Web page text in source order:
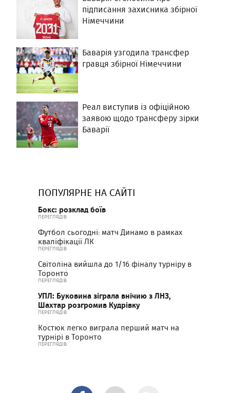
підписання захисника збірної
Німеччини
Баварія узгодила трансфер
гравця збірної Німеччини
Реал виступив із офіційною
заявою щодо трансферу зірки
Баварії
ПОПУЛЯРНЕ НА САЙТІ
Бокс: розклад боїв
ПЕРЕГЛЯДІВ
Футбол сьогодні: матч Динамо в рамках
кваліфікації ЛК
ПЕРЕГЛЯДІВ
Світоліна вийшла до 1/16 фіналу турніру в
Торонто
ПЕРЕГЛЯДІВ
УПЛ: Буковина зіграла внічию з ЛНЗ,
Шахтар розгромив Кудрівку
ПЕРЕГЛЯДІВ
Костюк легко виграла перший матч на
турнірі в Торонто
ПЕРЕГЛЯДІВ